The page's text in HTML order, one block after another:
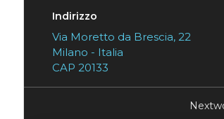
Indirizzo
Via Moretto da Brescia, 22
Milano - Italia
CAP 20133